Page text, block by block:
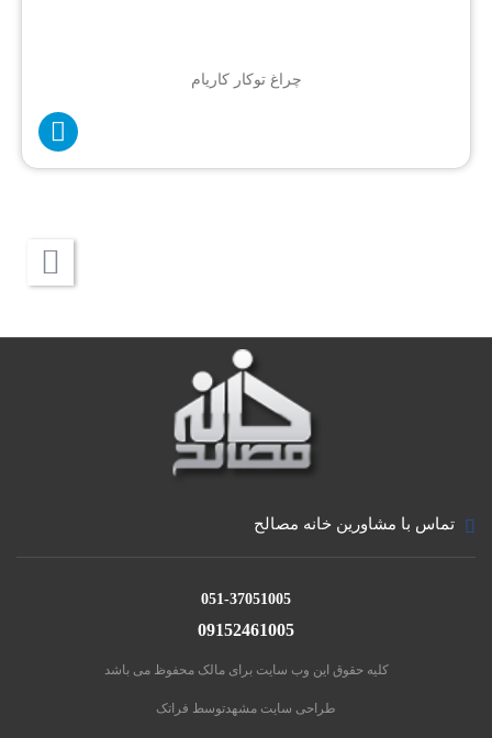
چراغ توکار کاریام
تماس با مشاورین خانه مصالح
051-37051005
09152461005
کلیه حقوق این وب سایت برای مالک محفوظ می باشد
طراحی سایت مشهدتوسط فراتک